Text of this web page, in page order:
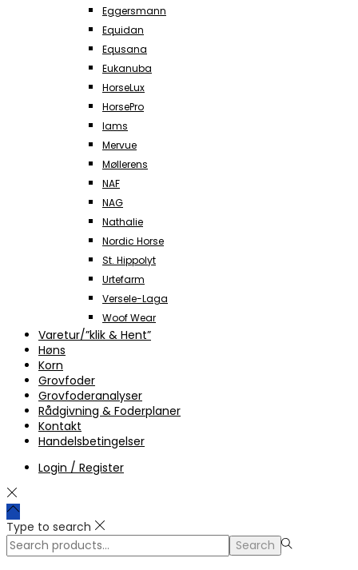
Eggersmann
Equidan
Equsana
Eukanuba
HorseLux
HorsePro
Iams
Mervue
Møllerens
NAF
NAG
Nathalie
Nordic Horse
St. Hippolyt
Urtefarm
Versele-Laga
Woof Wear
Varetur/”klik & Hent”
Høns
Korn
Grovfoder
Grovfoderanalyser
Rådgivning & Foderplaner
Kontakt
Handelsbetingelser
Login / Register
Type to search
Search
for:>
Search